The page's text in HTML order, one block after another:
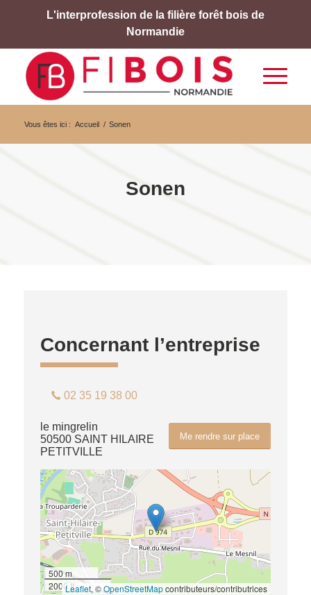
L'interprofession de la filière forêt bois de
Normandie
Vous êtes ici : Accueil / Sonen
Sonen
Concernant l’entreprise
02 35 19 38 00
Me rendre sur place
le mingrelin
50500 SAINT HILAIRE
PETITVILLE
500 m
2000 ftLeaflet, ©OpenStreetMapcontributeurs/contributrices